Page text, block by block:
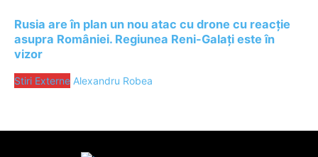
Rusia are în plan un nou atac cu drone cu reacție
asupra României. Regiunea Reni-Galați este în
vizor
Stiri Externe Alexandru Robea